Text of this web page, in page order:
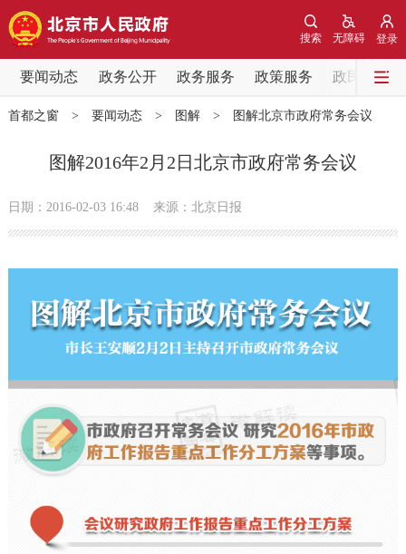
登录
无障碍
搜索
要闻动态 政务公开 政务服务 政策服务 政民互动
要闻动态
党中央精神 国务院信息 中央部委动态
北京要闻 会议信息 部门动态
各区热点
政务公开
市领导 机构职能 政策服务
决策公开 专题公开
政务服务
个人服务 法人服务 部门服务
首都之窗> 要闻动态> 图解> 图解北京市政府常务会议
图解2016年2月2日北京市政府常务会议
日期：2016-02-03 16:48 来源：北京日报